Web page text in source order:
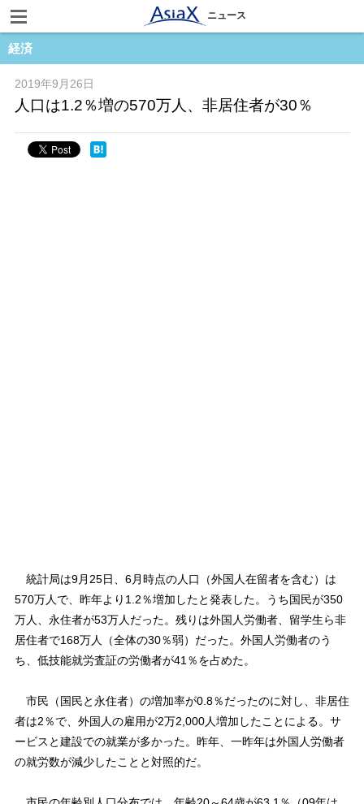
ニュース
経済
2019年9月26日
人口は1.2％増の570万人、非居住者が30％
統計局は9月25日、6月時点の人口（外国人在留者を含む）は
570万人で、昨年より1.2％増加したと発表した。うち国民が350
万人、永住者が53万人だった。残りは外国人労働者、留学生ら非
居住者で168万人（全体の30％弱）だった。外国人労働者のう
ち、低技能就労査証の労働者が41％を占めた。
市民（国民と永住者）の増加率が0.8％だったのに対し、非居住
者は2％で、外国人の雇用が2万2,000人増加したことによる。サ
ービスと建設での就業が多かった。昨年、一昨年は外国人労働者
の就労数が減少したことと対照的だ。